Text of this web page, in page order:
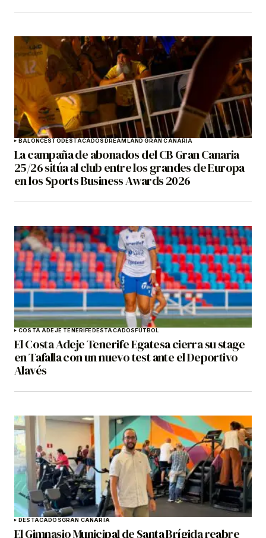
BALONCESTODESTACADOSDREAMLAND GRAN CANARIA
La campaña de abonados del CB Gran Canaria
25/26 sitúa al club entre los grandes de Europa
en los Sports Business Awards 2026
COSTA ADEJE TENERIFEDESTACADOSFÚTBOL
El Costa Adeje Tenerife Egatesa cierra su stage
en Tafalla con un nuevo test ante el Deportivo
Alavés
DESTACADOSGRAN CANARIA
El Gimnasio Municipal de Santa Brígida reabre